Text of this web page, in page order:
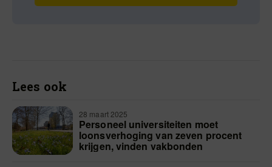
Lees ook
28 maart 2025
Personeel universiteiten moet
loonsverhoging van zeven procent
krijgen, vinden vakbonden